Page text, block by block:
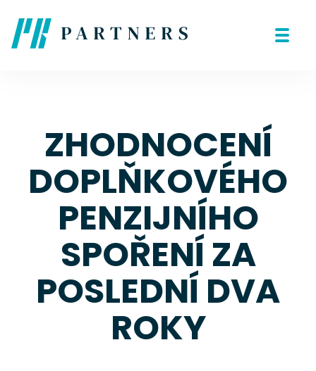
ZHODNOCENÍ
DOPLŇKOVÉHO
PENZIJNÍHO
SPOŘENÍ ZA
POSLEDNÍ DVA
ROKY